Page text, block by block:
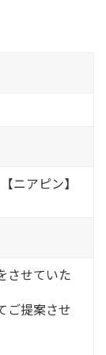
ニアピン】
させていた
ご提案させ